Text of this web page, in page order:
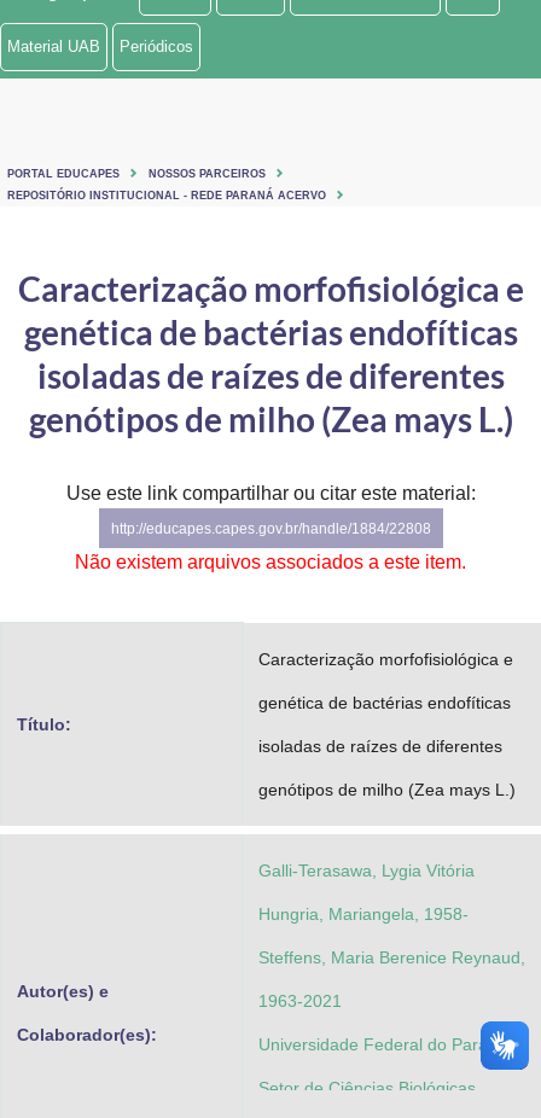
Ministério de Minas e Energia
Ministério do Turismo
Controladoria-Geral da União
Ministério da Mulher, da Família e dos Direitos Humanos
Secretaria-Geral
Gabinete de Segurança Institucional
Advocacia-Geral da União
Material UAB Periódicos
PORTAL EDUCAPES
NOSSOS PARCEIROS
REPOSITÓRIO INSTITUCIONAL - REDE PARANÁ ACERVO
Caracterização morfofisiológica e
genética de bactérias endofíticas
isoladas de raízes de diferentes
genótipos de milho (Zea mays L.)
Use este link compartilhar ou citar este material:
http://educapes.capes.gov.br/handle/1884/22808
Não existem arquivos associados a este item.
Título:
Caracterização morfofisiológica e
genética de bactérias endofíticas
isoladas de raízes de diferentes
genótipos de milho (Zea mays L.)
Autor(es) e
Colaborador(es):
Galli-Terasawa, Lygia Vitória
Hungria, Mariangela, 1958-
Steffens, Maria Berenice Reynaud,
1963-2021
Universidade Federal do Paraná.
Setor de Ciências Biológicas.